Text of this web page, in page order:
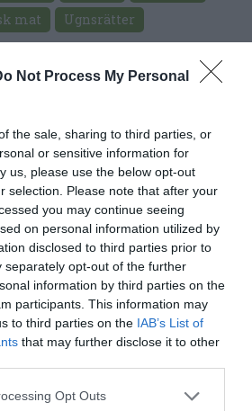
Not Process My Personal
the sale, sharing to third parties, or
or sensitive information for
us, please use the below opt-out
selection. Please note that after your
you may continue seeing
on personal information utilized by
disclosed to third parties prior to
separately opt-out of the further
information by third parties on the
participants. This information may
to third parties on the IAB’s List of
that may further disclose it to other
Opt Outs
mat
Ugnsrätter
Skriv ut
per portion:
98 kcal
12-09,Uppdaterat:2020-11-25
samt kock